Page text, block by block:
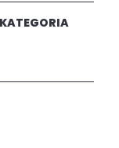
KATEGORIA